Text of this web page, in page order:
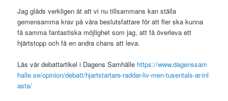
Jag gläds verkligen åt att vi nu tillsammans kan ställa
gemensamma krav på våra beslutsfattare för att fler ska kunna
få samma fantastiska möjlighet som jag, att få överleva ett
hjärtstopp och få en andra chans att leva.
Läs vår debattartikel i Dagens Samhälle https://www.dagenssam
halle.se/opinion/debatt/hjartstartare-raddar-liv-men-tusentals-ar-inl
asta/